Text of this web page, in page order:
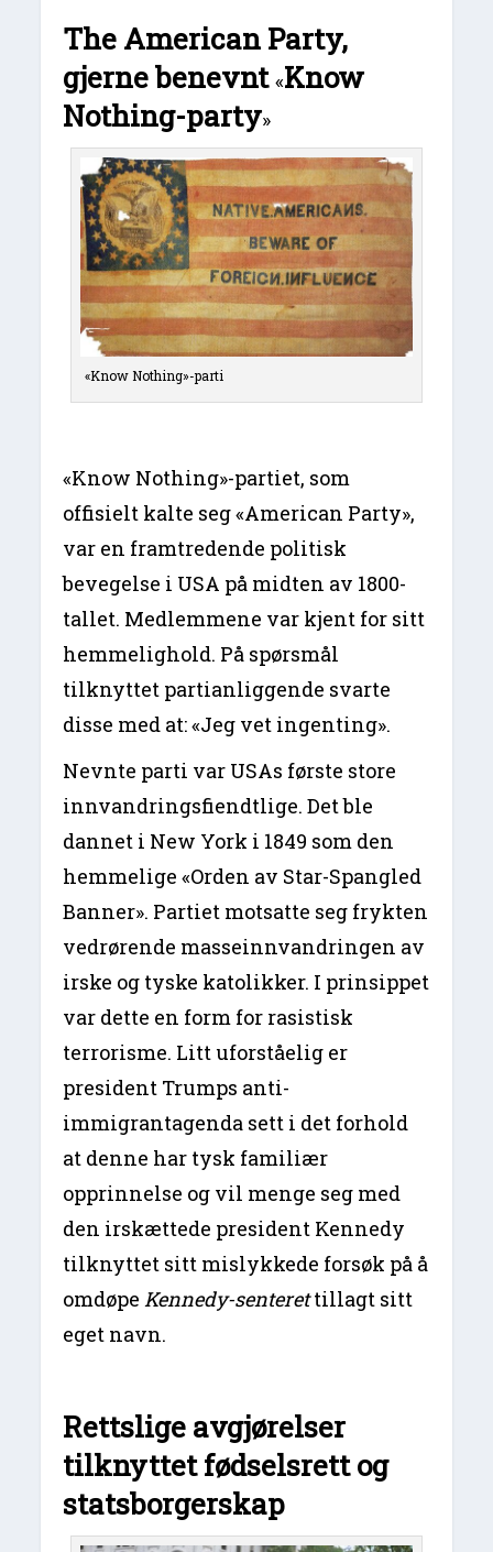
The American Party,
gjerne benevnt«Know
Nothing-party»
«Know Nothing»-parti
«Know Nothing»-partiet, som
offisielt kalte seg «American Party»,
var en framtredende politisk
bevegelse i USA på midten av 1800-
tallet. Medlemmene var kjent for sitt
hemmelighold. På spørsmål
tilknyttet partianliggende svarte
disse med at: «Jeg vet ingenting».
Nevnte parti var USAs første store
innvandringsfiendtlige. Det ble
dannet i New York i 1849 som den
hemmelige «Orden av Star-Spangled
Banner». Partiet motsatte seg frykten
vedrørende masseinnvandringen av
irske og tyske katolikker. I prinsippet
var dette en form for rasistisk
terrorisme. Litt uforståelig er
president Trumps anti-
immigrantagenda sett i det forhold
at denne har tysk familiær
opprinnelse og vil menge seg med
den irskættede president Kennedy
tilknyttet sitt mislykkede forsøk på å
omdøpe Kennedy-senterettillagt sitt
eget navn.
Rettslige avgjørelser
tilknyttet fødselsrett og
statsborgerskap